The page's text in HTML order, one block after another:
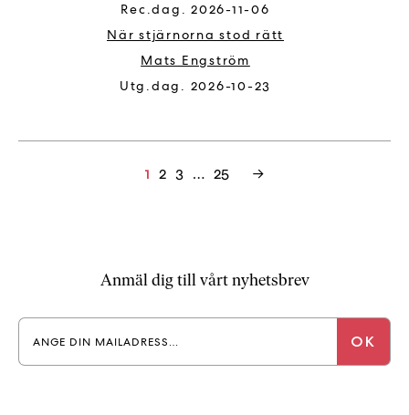
2026-11-06
När stjärnorna stod rätt
Mats Engström
2026-10-23
1 2 3 … 25 →
Anmäl dig till vårt nyhetsbrev